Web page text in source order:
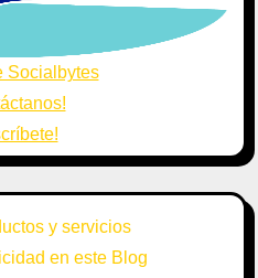
Socialbytes
y servicios
en este Blog